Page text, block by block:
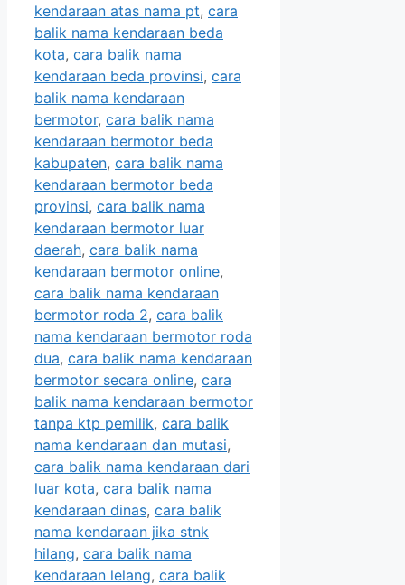
kendaraan atas nama pt, cara
balik nama kendaraan beda
kota, cara balik nama
kendaraan beda provinsi, cara
balik nama kendaraan
bermotor, cara balik nama
kendaraan bermotor beda
kabupaten, cara balik nama
kendaraan bermotor beda
provinsi, cara balik nama
kendaraan bermotor luar
daerah, cara balik nama
kendaraan bermotor online,
cara balik nama kendaraan
bermotor roda 2, cara balik
nama kendaraan bermotor roda
dua, cara balik nama kendaraan
bermotor secara online, cara
balik nama kendaraan bermotor
tanpa ktp pemilik, cara balik
nama kendaraan dan mutasi,
cara balik nama kendaraan dari
luar kota, cara balik nama
kendaraan dinas, cara balik
nama kendaraan jika stnk
hilang, cara balik nama
kendaraan lelang, cara balik